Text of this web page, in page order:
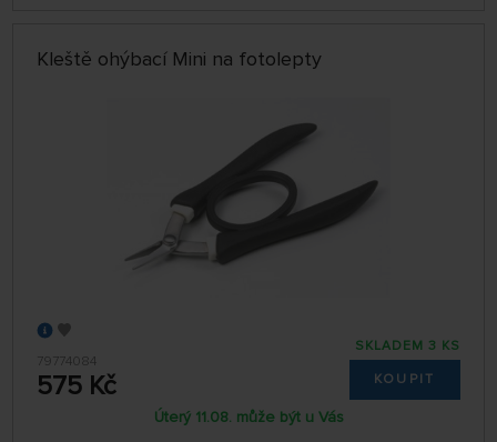
Kleště ohýbací Mini na fotolepty
79774084
575 Kč
SKLADEM 3 KS
KOUPIT
Úterý 11.08. může být u Vás